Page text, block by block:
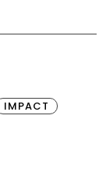
IMPACT